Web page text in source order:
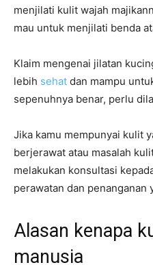
menjilati kulit wajah
mau untuk menjilati benda
Klaim mengenai jilatan
lebih sehat dan mampu
sepenuhnya benar, perlu
Jika kamu mempunyai kulit
berjerawat atau masalah
melakukan konsultasi
perawatan dan penanganan
Alasan kenapa
manusia